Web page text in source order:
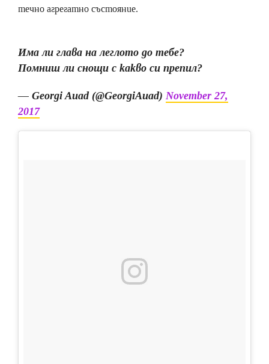
течно агрегатно състояние.
Има ли глава на леглото до тебе?
Помниш ли снощи с какво си препил?
— Georgi Auad (@GeorgiAuad) November 27,
2017